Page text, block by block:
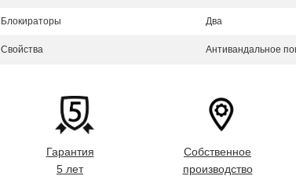
Блокираторы Два
Свойства Антивандальное
Гарантия
5 лет
Собственное
производство